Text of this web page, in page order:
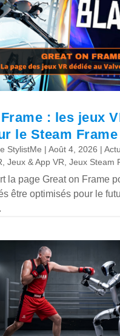
: les jeux
le Steam Frame
StylistMe |Août 4, 2026 |
,Jeux & App VR ,Jeux Steam
la page Great on Frame
être optimisés pour le